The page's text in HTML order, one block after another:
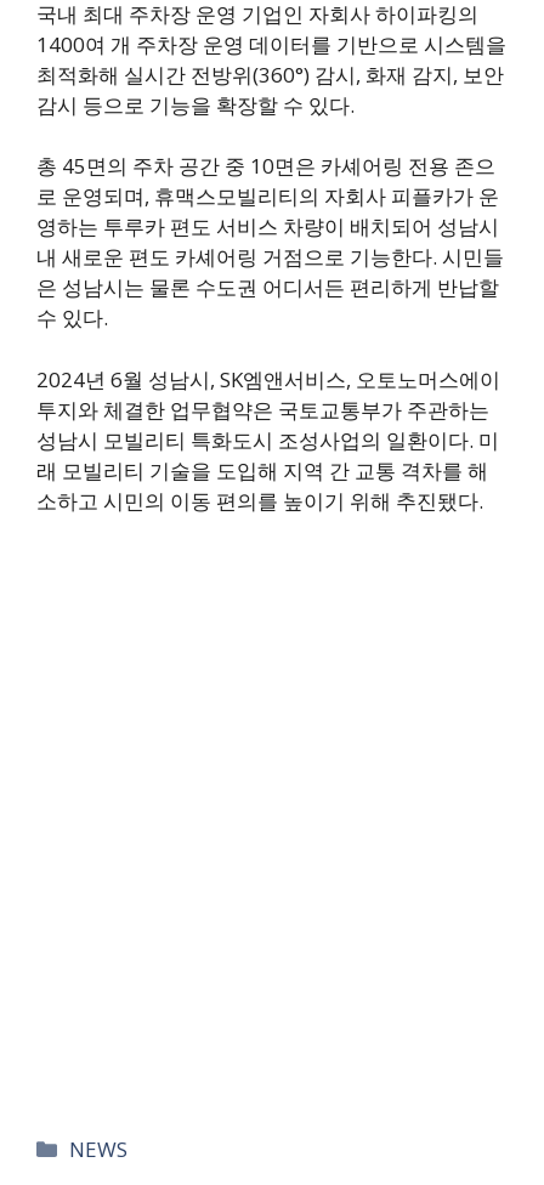
국내 최대 주차장 운영 기업인 자회사 하이파킹의
1400여 개 주차장 운영 데이터를 기반으로 시스템을
최적화해 실시간 전방위(360°) 감시, 화재 감지, 보안
감시 등으로 기능을 확장할 수 있다.
총 45면의 주차 공간 중 10면은 카셰어링 전용 존으
로 운영되며, 휴맥스모빌리티의 자회사 피플카가 운
영하는 투루카 편도 서비스 차량이 배치되어 성남시
내 새로운 편도 카셰어링 거점으로 기능한다. 시민들
은 성남시는 물론 수도권 어디서든 편리하게 반납할
수 있다.
2024년 6월 성남시, SK엠앤서비스, 오토노머스에이
투지와 체결한 업무협약은 국토교통부가 주관하는
성남시 모빌리티 특화도시 조성사업의 일환이다. 미
래 모빌리티 기술을 도입해 지역 간 교통 격차를 해
소하고 시민의 이동 편의를 높이기 위해 추진됐다.
카
NEWS